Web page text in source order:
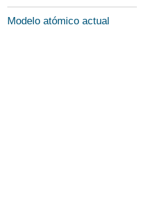
Modelo atómico actual